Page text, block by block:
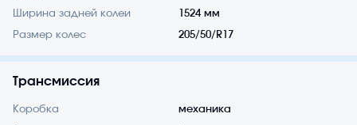
Ширина задней колеи 1524 мм
Размер колес 205/50/R17
Трансмиссия
Коробка механика